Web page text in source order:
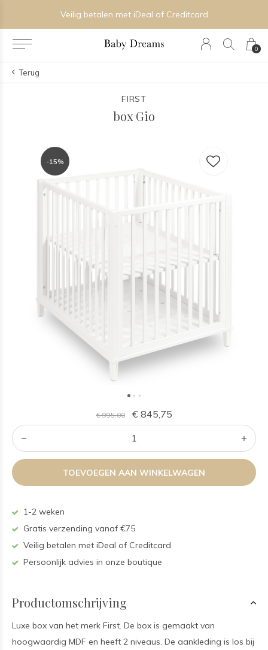
0
Veilig betalen met iDeal of Creditcard
Terug
FIRST
box Gio
-15%
€ 995,00 € 845,75
TOEVOEGEN AAN WINKELWAGEN
1-2 weken
Gratis verzending vanaf €75
Veilig betalen met iDeal of Creditcard
Persoonlijk advies in onze boutique
Productomschrijving
Luxe box van het merk First. De box is gemaakt van
hoogwaardig MDF en heeft 2 niveaus. De aankleding is los bij